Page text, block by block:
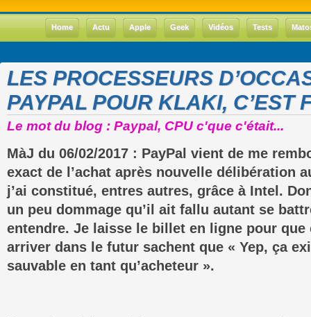
Home Actu Apple Geek Vidéos Tests
LES PROCESSEURS
PAYPAL POUR KLAKI, C’EST
Le mot du blog : Paypal, CPU c'que c'était...
MàJ du 06/02/2017 : PayPal vient de me
exact de l’achat après nouvelle délibération
j’ai constitué, entres autres, grâce à Intel.
un peu dommage qu’il ait fallu autant se
entendre. Je laisse le billet en ligne pour
arriver dans le futur sachent que « Yep, ça
sauvable en tant qu’acheteur ».